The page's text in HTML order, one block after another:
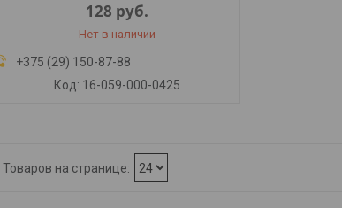
128 руб.
Нет в наличии
+375 (29) 150-87-88
16-059-000-0425